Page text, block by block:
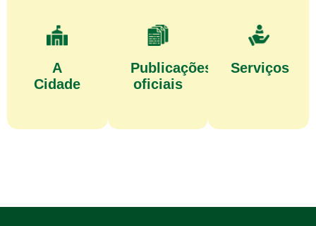
A
Cidade
Publicações
oficiais
Serviços